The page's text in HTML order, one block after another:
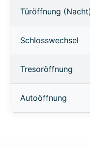
Türöffnung (Nacht)
Schlosswechsel
Tresoröffnung
Autoöffnung